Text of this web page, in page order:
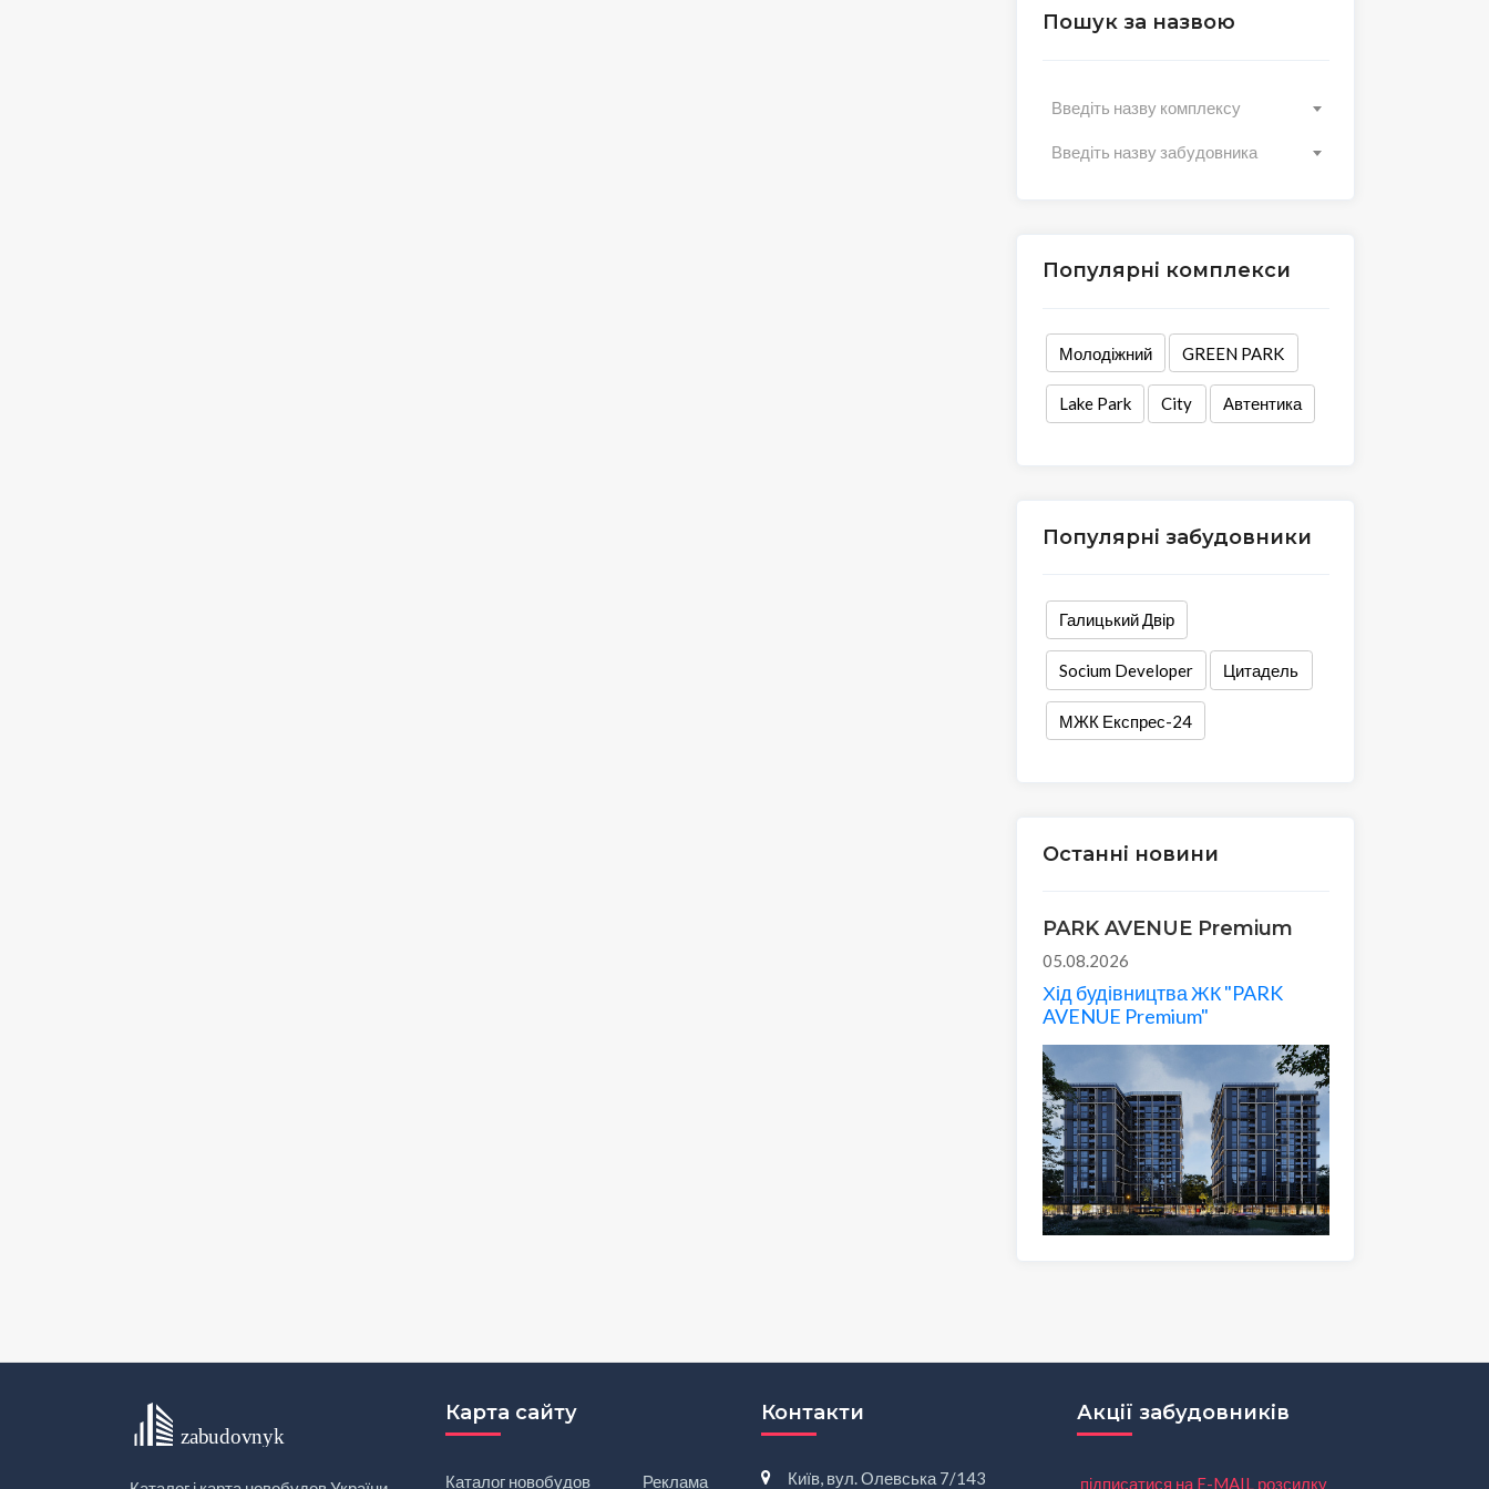
Пошук за назвою
Введіть назву комплексу
Введіть назву забудовника
Популярні комплекси
Молодіжний GREEN PARK
Lake Park City Автентика
Популярні забудовники
Галицький Двір
Socium Developer Цитадель
МЖК Експрес-24
Останні новини
PARK AVENUE Premium
05.08.2026
Хід будівництва ЖК "PARK
AVENUE Premium"
Карта сайту
Каталог новобудов Реклама
Контакти
Київ, вул. Олевська 7/143
Акції забудовників
підписатися на E-MAIL розсилку